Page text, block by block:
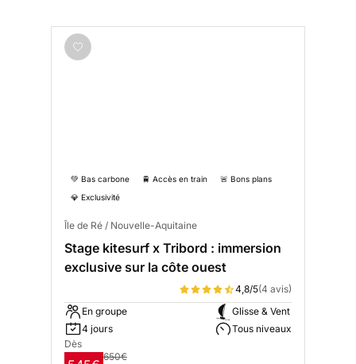
💚 Bas carbone 🚆 Accès en train
🚨 Bons plans
💎 Exclusivité
Île de Ré / Nouvelle-Aquitaine
Stage kitesurf x Tribord : immersion
exclusive sur la côte ouest
4,8/5(4 avis)
En groupe
4 jours
Glisse & Vent
Tous niveaux
Dès
650€